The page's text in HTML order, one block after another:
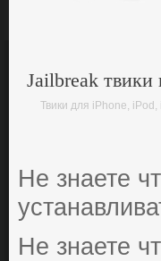
Jailbreak
Твики для iPhone, iPod,
Не знаете
Не знаете